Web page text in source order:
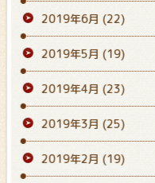
2019年6月 (22)
2019年5月 (19)
2019年4月 (23)
2019年3月 (25)
2019年2月 (19)